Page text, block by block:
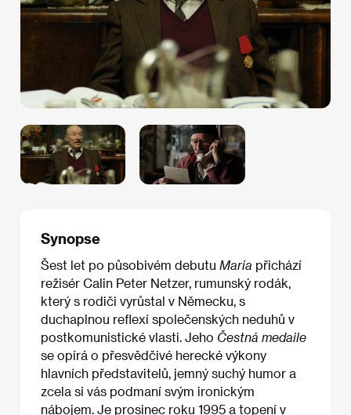
Synopse
Šest let po působivém debutu Maria přichází
režisér Calin Peter Netzer, rumunský rodák,
který s rodiči vyrůstal v Německu, s
duchaplnou reflexí společenských neduhů v
postkomunistické vlasti. Jeho Čestná medaile
se opírá o přesvědčivé herecké výkony
hlavních představitelů, jemný suchý humor a
zcela si vás podmaní svým ironickým
nábojem. Je prosinec roku 1995 a topení v